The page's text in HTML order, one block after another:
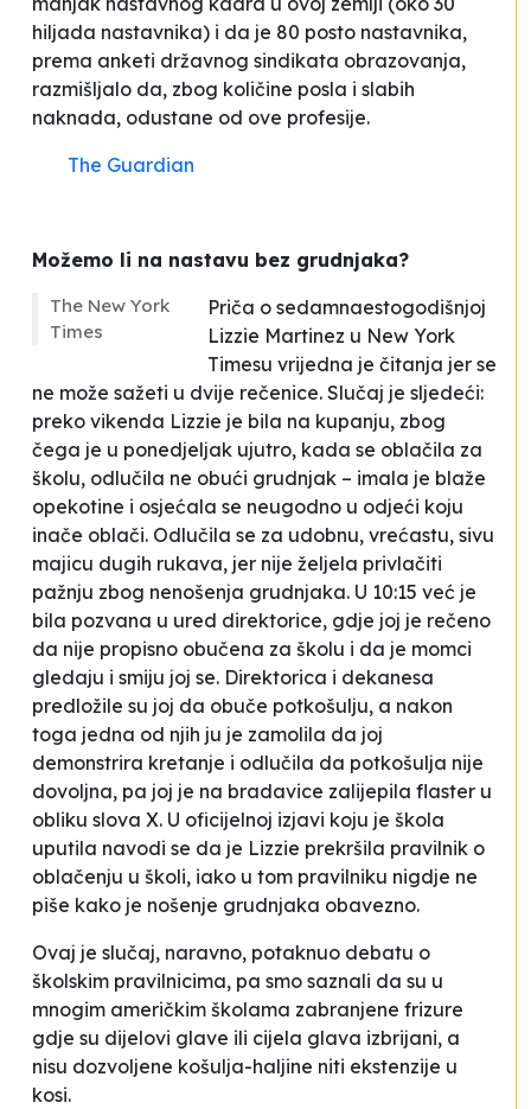
hiljada nastavnika) i da je 80 posto nastavnika,
prema anketi državnog sindikata obrazovanja,
razmišljalo da, zbog količine posla i slabih
naknada, odustane od ove profesije.
The Guardian
Možemo li na nastavu bez grudnjaka?
The New York
Times
Priča o sedamnaestogodišnjoj
Lizzie Martinez u New York
Timesu vrijedna je čitanja jer se
ne može sažeti u dvije rečenice. Slučaj je sljedeći:
preko vikenda Lizzie je bila na kupanju, zbog
čega je u ponedjeljak ujutro, kada se oblačila za
školu, odlučila ne obući grudnjak – imala je blaže
opekotine i osjećala se neugodno u odjeći koju
inače oblači. Odlučila se za udobnu, vrećastu, sivu
majicu dugih rukava, jer nije željela privlačiti
pažnju zbog nenošenja grudnjaka. U 10:15 već je
bila pozvana u ured direktorice, gdje joj je rečeno
da nije propisno obučena za školu i da je momci
gledaju i smiju joj se. Direktorica i dekanesa
predložile su joj da obuče potkošulju, a nakon
toga jedna od njih ju je zamolila da joj
demonstrira kretanje i odlučila da potkošulja nije
dovoljna, pa joj je na bradavice zalijepila flaster u
obliku slova X. U oficijelnoj izjavi koju je škola
uputila navodi se da je Lizzie prekršila pravilnik o
oblačenju u školi, iako u tom pravilniku nigdje ne
piše kako je nošenje grudnjaka obavezno.
Ovaj je slučaj, naravno, potaknuo debatu o
školskim pravilnicima, pa smo saznali da su u
mnogim američkim školama zabranjene frizure
gdje su dijelovi glave ili cijela glava izbrijani, a
nisu dozvoljene košulja-haljine niti ekstenzije u
kosi.